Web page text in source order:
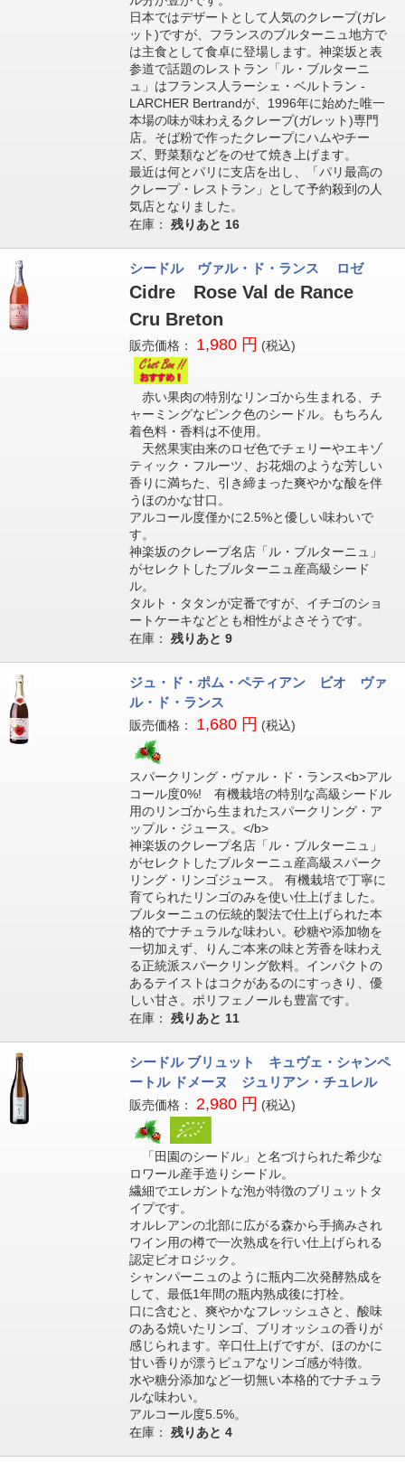
日本ではデザートとして人気のクレープ(ガレ
ット)ですが、フランスのブルターニュ地方で
は主食として食卓に登場します。神楽坂と表
参道で話題のレストラン「ル・ブルターニ
ュ」はフランス人ラーシェ・ベルトラン -
LARCHER Bertrandが、1996年に始めた唯一
本場の味が味わえるクレープ(ガレット)専門
店。そば粉で作ったクレープにハムやチー
ズ、野菜類などをのせて焼き上げます。
最近は何とパリに支店を出し、「パリ最高の
クレープ・レストラン」として予約殺到の人
気店となりました。
在庫： 残りあと 16
シードル ヴァル・ド・ランス ロゼ
Cidre Rose Val de Rance
Cru Breton
販売価格： 1,980 円 (税込)
赤い果肉の特別なリンゴから生まれる、チ
ャーミングなピンク色のシードル。もちろん
着色料・香料は不使用。
天然果実由来のロゼ色でチェリーやエキゾ
ティック・フルーツ、お花畑のような芳しい
香りに満ちた、引き締まった爽やかな酸を伴
うほのかな甘口。
アルコール度僅かに2.5%と優しい味わいで
す。
神楽坂のクレープ名店「ル・ブルターニュ」
がセレクトしたブルターニュ産高級シード
ル。
タルト・タタンが定番ですが、イチゴのショ
ートケーキなどとも相性がよさそうです。
在庫： 残りあと 9
ジュ・ド・ポム・ペティアン ビオ ヴァ
ル・ド・ランス
販売価格： 1,680 円 (税込)
スパークリング・ヴァル・ド・ランス<b>アル
コール度0%! 有機栽培の特別な高級シードル
用のリンゴから生まれたスパークリング・ア
ップル・ジュース。</b>
神楽坂のクレープ名店「ル・ブルターニュ」
がセレクトしたブルターニュ産高級スパーク
リング・リンゴジュース。 有機栽培で丁寧に
育てられたリンゴのみを使い仕上げました。
ブルターニュの伝統的製法で仕上げられた本
格的でナチュラルな味わい。砂糖や添加物を
一切加えず、りんご本来の味と芳香を味わえ
る正統派スパークリング飲料。インパクトの
あるテイストはコクがあるのにすっきり、優
しい甘さ。ポリフェノールも豊富です。
在庫： 残りあと 11
シードル ブリュット キュヴェ・シャンペ
ートル ドメーヌ ジュリアン・チュレル
販売価格： 2,980 円 (税込)
「田園のシードル」と名づけられた希少な
ロワール産手造りシードル。
繊細でエレガントな泡が特徴のブリュットタ
イプです。
オルレアンの北部に広がる森から手摘みされ
ワイン用の樽で一次熟成を行い仕上げられる
認定ビオロジック。
シャンパーニュのように瓶内二次発酵熟成を
して、最低1年間の瓶内熟成後に打栓。
口に含むと、爽やかなフレッシュさと、酸味
のある焼いたリンゴ、ブリオッシュの香りが
感じられます。辛口仕上げですが、ほのかに
甘い香りが漂うピュアなリンゴ感が特徴。
水や糖分添加など一切無い本格的でナチュラ
ルな味わい。
アルコール度5.5%。
在庫： 残りあと 4